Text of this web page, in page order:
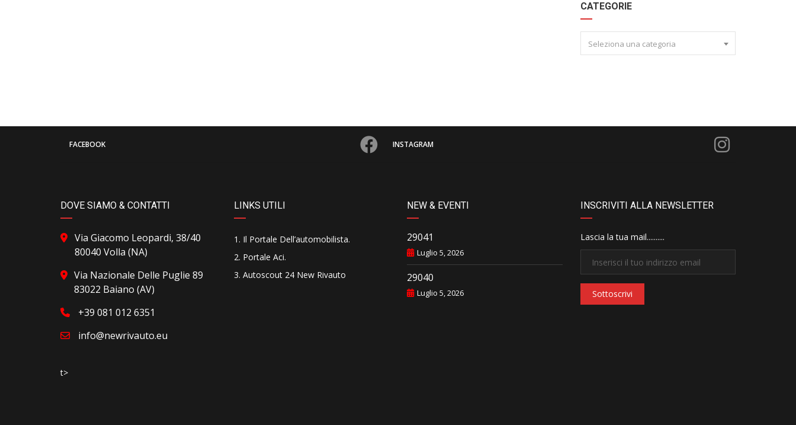
CATEGORIE
Seleziona una categoria
FACEBOOK INSTAGRAM
DOVE SIAMO & CONTATTI
Via Giacomo Leopardi, 38/40
80040 Volla (NA)
Via Nazionale Delle Puglie 89
83022 Baiano (AV)
+39 081 012 6351
info@newrivauto.eu
t>
LINKS UTILI
Il Portale Dell’automobilista.
Portale Aci.
Autoscout 24 New Rivauto
NEW & EVENTI
29041
Luglio 5, 2026
29040
Luglio 5, 2026
INSCRIVITI ALLA NEWSLETTER
Lascia la tua mail..........
Sottoscrivi